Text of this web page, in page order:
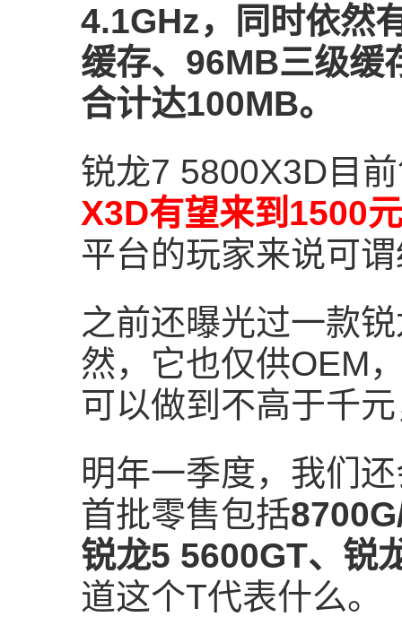
4.1GHz，同时依然
缓存、96MB三级缓
合计达100MB。
锐龙7 5800X3D目
X3D有望来到1500
平台的玩家来说可
之前还曝光过一款
然，它也仅供OEM
可以做到不高于千
明年一季度，我们
首批零售包括
锐龙5 5600GT、锐
道这个T代表什么。